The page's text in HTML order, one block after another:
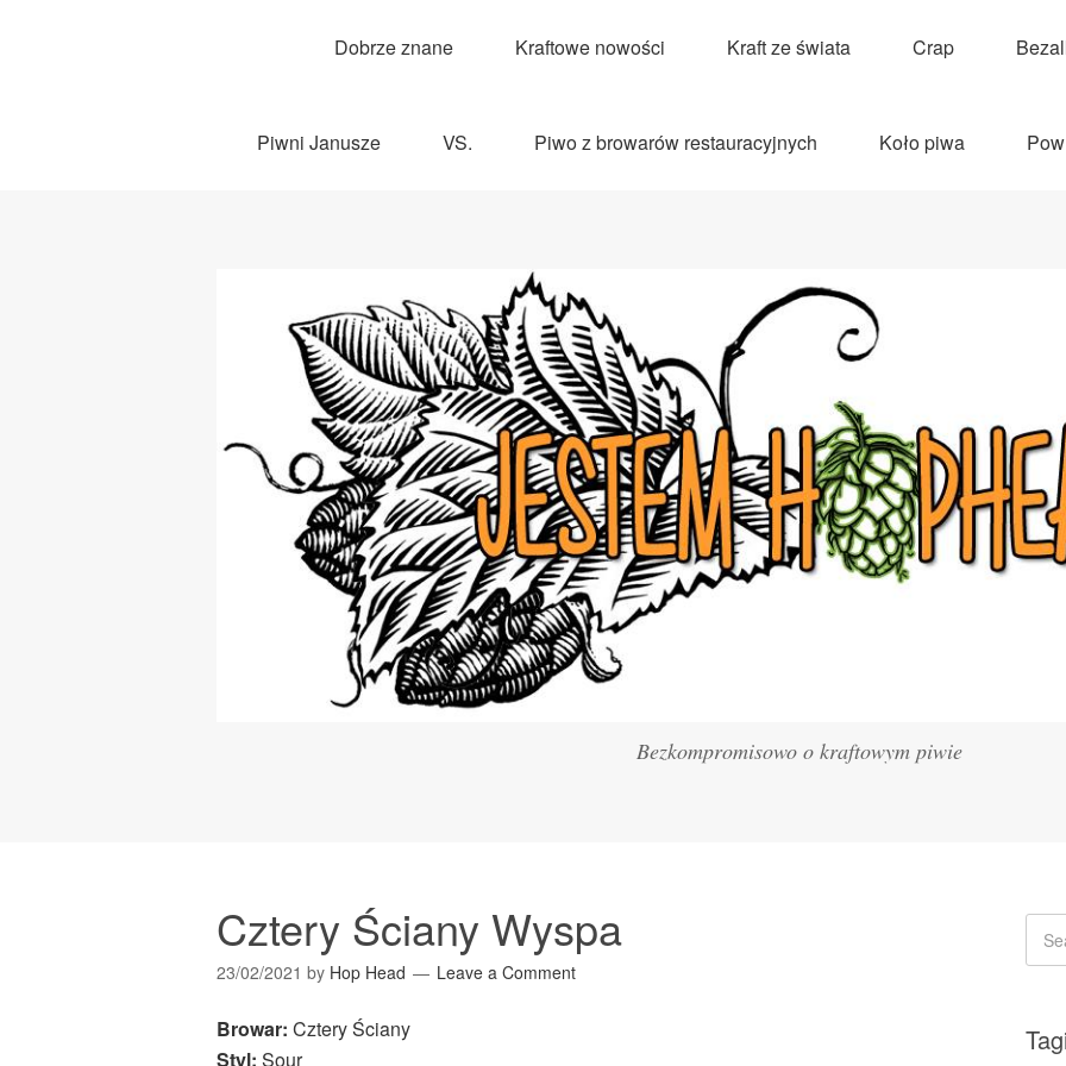
Dobrze znane Kraftowe nowości Kraft ze świata Crap
Piwni Janusze VS. Piwo z browarów restauracyjnych Koło piwa
Bezkompromisowo o kraftowym piwie
Cztery Ściany Wyspa
23/02/2021 by Hop Head Leave a Comment
Browar: Cztery Ściany
Styl: Sour